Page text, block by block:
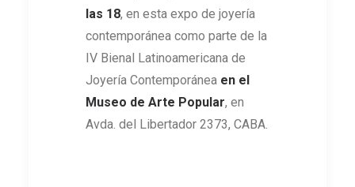
las 18, en esta expo de joyería
contemporánea como parte de la
IV Bienal Latinoamericana de
Joyería Contemporánea en el
Museo de Arte Popular, en
Avda. del Libertador 2373, CABA.